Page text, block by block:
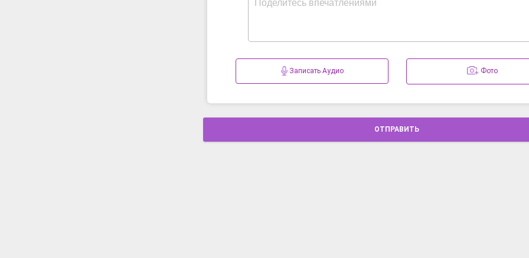
Записать Аудио Фото
ОТПРАВИТЬ